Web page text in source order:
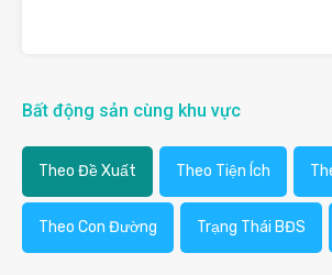
Bất động sản cùng khu vực
Theo Đề Xuất Theo Tiện Ích
Theo Con Đường Trạng Thái BĐS